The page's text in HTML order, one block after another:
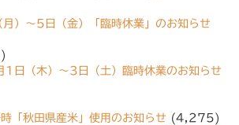
月）〜5日（金）「臨時休業」のお知らせ
1日（木）〜3日（土）臨時休業のお知らせ
「秋田県産米」使用のお知らせ (4,275)